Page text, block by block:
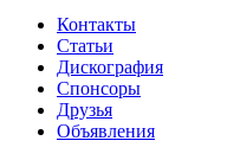
Контакты
Статьи
Дискография
Спонсоры
Друзья
Объявления